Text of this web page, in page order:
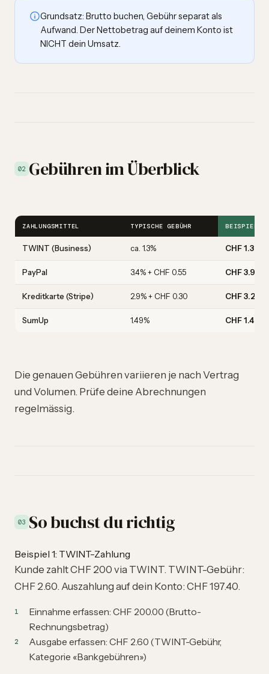
Grundsatz: Brutto buchen, Gebühr separat als
Aufwand. Der Nettobetrag auf deinem Konto ist
NICHT dein Umsatz.
02 Gebühren im Überblick
ZAHLUNGSMITTEL TYPISCHE GEBÜHR BEISPIEL
TWINT (Business) ca. 1.3% CHF 1.30
PayPal 3.4% + CHF 0.55 CHF 3.95
Kreditkarte (Stripe) 2.9% + CHF 0.30 CHF 3.20
SumUp 1.49% CHF 1.49
Die genauen Gebühren variieren je nach Vertrag
und Volumen. Prüfe deine Abrechnungen
regelmässig.
03 So buchst du richtig
Beispiel 1: TWINT-Zahlung
Kunde zahlt CHF 200 via TWINT. TWINT-Gebühr:
CHF 2.60. Auszahlung auf dein Konto: CHF 197.40.
Einnahme erfassen: CHF 200.00 (Brutto-
Rechnungsbetrag)
Ausgabe erfassen: CHF 2.60 (TWINT-Gebühr,
Kategorie «Bankgebühren»)